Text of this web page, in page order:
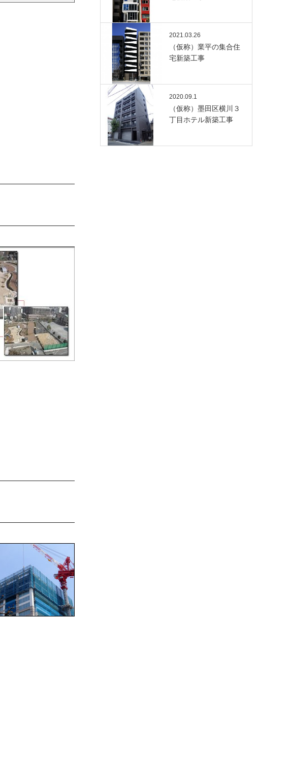
2021.03.26
（仮称）業平の集合住
宅新築工事
2020.09.1
（仮称）墨田区横川３
丁目ホテル新築工事